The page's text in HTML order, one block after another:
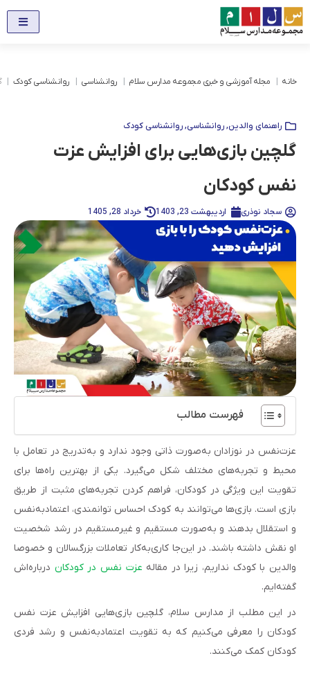
خانه مجله آموزشی و خبری مجموعه مدارس سلام روانشناسی روانشناسی کودک
راهنمای والدین,روانشناسی,روانشناسی کودک
گلچین بازی‌هایی برای افزایش عزت
نفس کودکان
سجاد نوذری اردیبهشت 23, 1403 خرداد 28, 1405
فهرست مطالب
عزت‌نفس در نوزادان به‌صورت ذاتی وجود ندارد و به‌تدریج در تعامل با
محیط و تجربه‌های مختلف شکل می‌گیرد. یکی از بهترین راه‌ها برای
تقویت این ویژگی در کودکان، فراهم کردن تجربه‌های مثبت از طریق
بازی است. بازی‌ها می‌توانند به کودک احساس توانمندی، اعتمادبه‌نفس
و استقلال بدهند و به‌صورت مستقیم و غیرمستقیم در رشد شخصیت
او نقش داشته باشند. در این‌جا کاری‌به‌کار تعاملات بزرگسالان و خصوصا
والدین با کودک نداریم، زیرا در مقاله عزت نفس در کودکان درباره‌اش
گفته‌ایم.
در این مطلب از مدارس سلام، گلچین بازی‌هایی افزایش عزت نفس
کودکان را معرفی می‌کنیم که به تقویت اعتمادبه‌نفس و رشد فردی
کودکان کمک می‌کنند.